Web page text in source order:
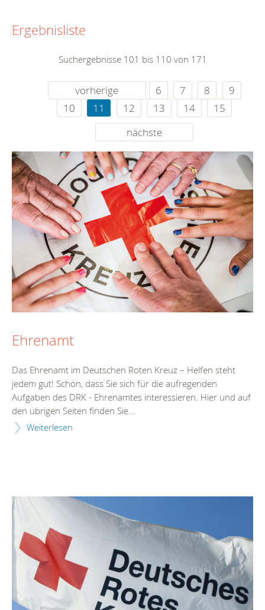
Ergebnisliste
Suchergebnisse 101 bis 110 von 171
vorherige 6 7 8
9
10
11 12 13 14
15
nächste
Ehrenamt
Das Ehrenamt im Deutschen Roten Kreuz – Helfen steht
jedem gut! Schön, dass Sie sich für die aufregenden
Aufgaben des DRK - Ehrenamtes interessieren. Hier und auf
den übrigen Seiten finden Sie...
Weiterlesen